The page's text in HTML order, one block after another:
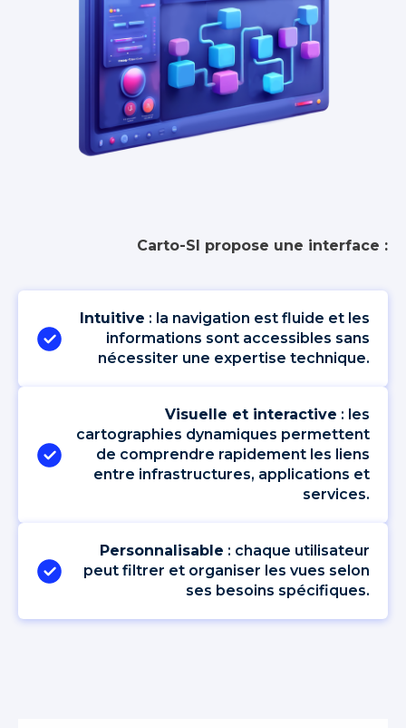
Carto-SI propose une interface :
Intuitive : la navigation est fluide et les
informations sont accessibles sans
nécessiter une expertise technique.
Visuelle et interactive : les
cartographies dynamiques permettent
de comprendre rapidement les liens
entre infrastructures, applications et
services.
Personnalisable : chaque utilisateur
peut filtrer et organiser les vues selon
ses besoins spécifiques.